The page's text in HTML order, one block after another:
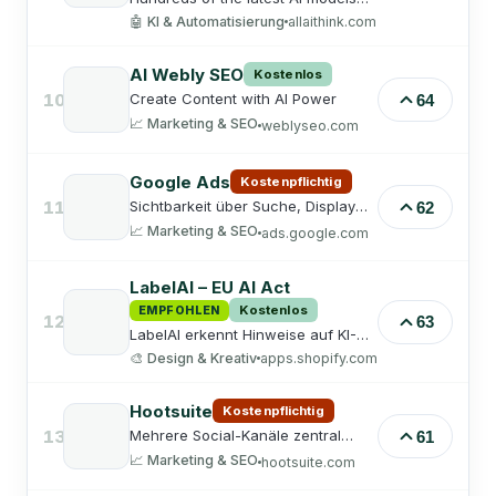
discuss your question together and
converge on one answer. Powered
🤖 KI & Automatisierung allaithink.com
10
AI Webly SEO Kostenlos
Create Content with AI Power
📈 Marketing & SEO weblyseo.com
64
11
Google Ads Kostenpflichtig
Sichtbarkeit über Suche, Display
und YouTube.
📈 Marketing & SEO ads.google.com
62
12
LabelAI – EU AI Act
EMPFOHLEN Kostenlos
LabelAI erkennt Hinweise auf KI-
generierte Bilder in Shopify-Shops,
ermöglicht deren Prüfung und
bestätigte Hinweise automatisch im
Store an.
🎨 Design & Kreativ apps.shopify.com
63
13
Hootsuite Kostenpflichtig
Mehrere Social-Kanäle zentral
steuern.
📈 Marketing & SEO hootsuite.com
61